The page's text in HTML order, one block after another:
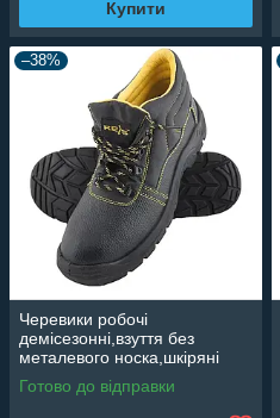
Купити
–38%
Черевики робочі
демісезонні,взуття без
металевого носка,шкіряні
ботинки протиударні REIS
Польща T-OB
Готово до відправки